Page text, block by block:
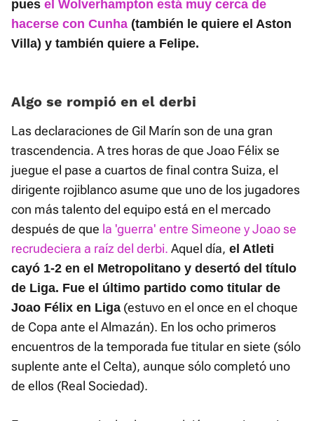
pues el Wolverhampton está muy cerca de
hacerse con Cunha (también le quiere el Aston
Villa) y también quiere a Felipe.
Algo se rompió en el derbi
Las declaraciones de Gil Marín son de una gran
trascendencia. A tres horas de que Joao Félix se
juegue el pase a cuartos de final contra Suiza, el
dirigente rojiblanco asume que uno de los jugadores
con más talento del equipo está en el mercado
después de que la 'guerra' entre Simeone y Joao se
recrudeciera a raíz del derbi. Aquel día, el Atleti
cayó 1-2 en el Metropolitano y desertó del título
de Liga. Fue el último partido como titular de
Joao Félix en Liga (estuvo en el once en el choque
de Copa ante el Almazán). En los ocho primeros
encuentros de la temporada fue titular en siete (sólo
suplente ante el Celta), aunque sólo completó uno
de ellos (Real Sociedad).